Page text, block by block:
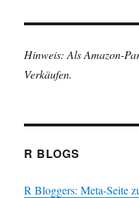
Hinweis: Als Amazon-
Verkäufen.
R BLOGS
R Bloggers: Meta-Seite